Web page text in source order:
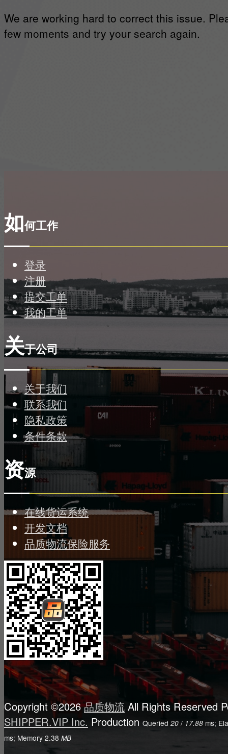
We are working hard to correct this issue.
few moments and try your search again.
如何工作
登录
注册
提交工单
我的工单
关于公司
关于我们
联系我们
隐私政策
条件条款
资源
在线货运系统
开发文档
品质物流保险服务
Copyright ©2026品质物流 All Rights Reserved
SHIPPER.VIP Inc. Production Queried20 / 17.88 ms;
ms; Memory 2.38 MB